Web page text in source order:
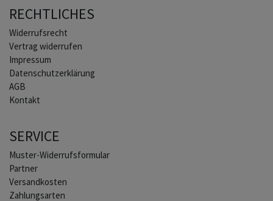
RECHTLICHES
Widerrufs­recht
Vertrag widerrufen
Impressum
Daten­schutz­erklärung
AGB
Kontakt
SERVICE
Muster-Widerrufsformular
Partner
Versandkosten
Zahlungsarten